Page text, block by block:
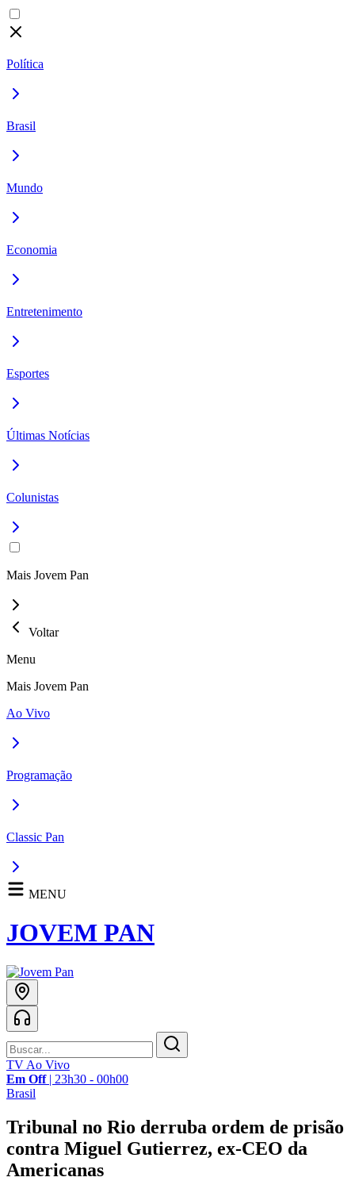
Política
Brasil
Mundo
Economia
Entretenimento
Esportes
Últimas Notícias
Colunistas
Mais Jovem Pan
Voltar
Menu
Mais Jovem Pan
Ao Vivo
Programação
Classic Pan
MENU
JOVEM PAN
TV Ao Vivo
Em Off| 23h30 - 00h00
Brasil
Tribunal no Rio derruba ordem de prisão
contra Miguel Gutierrez, ex-CEO da
Americanas